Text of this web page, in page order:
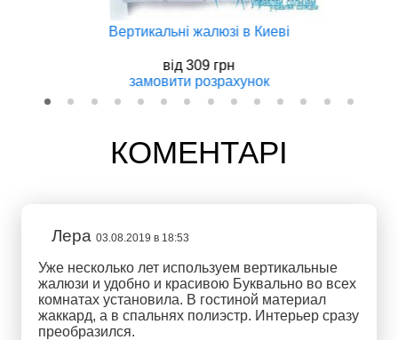
Вертикальнi жалюзi в Киеві
вiд 309 грн
замовити розрахунок
КОМЕНТАРІ
Лера 03.08.2019 в 18:53
Уже несколько лет используем вертикальные
жалюзи и удобно и красивою Буквально во всех
комнатах установила. В гостиной материал
жаккард, а в спальнях полиэстр. Интерьер сразу
преобразился.